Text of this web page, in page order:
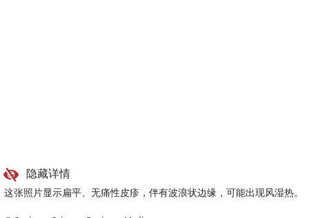
隐藏详情
这张照片显示扁平、无痛性皮疹，伴有波浪状边缘，可能出现风湿热。